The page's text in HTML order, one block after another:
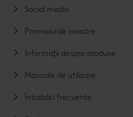
Social media
Promisiunile noastre
Informații despre produse
Manuale de utilizare
Întrebări frecvente